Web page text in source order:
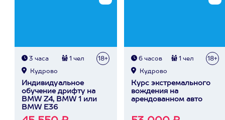
3 часа 1 чел 18+
Кудрово
Индивидуальное
обучение дрифту на
BMW Z4, BMW 1 или
BMW E36
6 часов 1 чел 18+
Кудрово
Курс экстремального
вождения на
арендованном авто